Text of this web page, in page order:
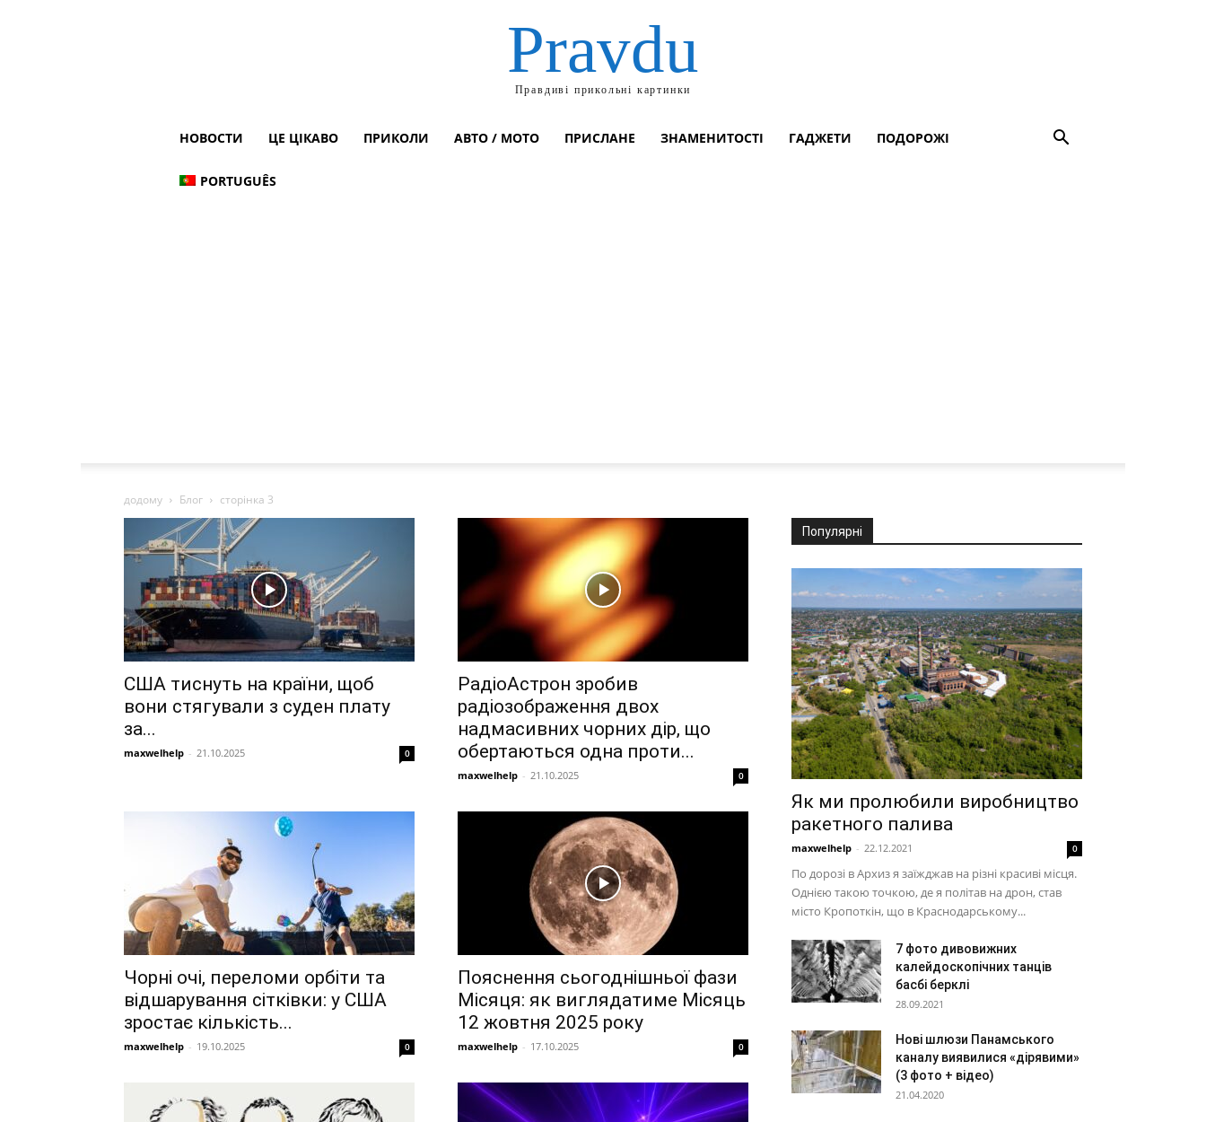
Pravdu
Правдиві прикольні картинки
НОВОСТИ ЦЕ ЦІКАВО ПРИКОЛИ АВТО / МОТО ПРИСЛАНЕ ЗНАМЕНИТОСТІ ГАДЖЕТИ ПОДОРОЖІ
PORTUGUÊS
додому Блог сторінка 3
США тиснуть на країни, щоб
вони стягували з суден плату
за...
maxwelhelp - 21.10.2025 0
РадіоАстрон зробив
радіозображення двох
надмасивних чорних дір, що
обертаються одна проти...
maxwelhelp - 21.10.2025 0
Чорні очі, переломи орбіти та
відшарування сітківки: у США
зростає кількість...
maxwelhelp - 19.10.2025 0
Пояснення сьогоднішньої фази
Місяця: як виглядатиме Місяць
12 жовтня 2025 року
maxwelhelp - 17.10.2025 0
Популярні
Як ми пролюбили виробництво
ракетного палива
maxwelhelp - 22.12.2021 0
По дорозі в Архиз я заїжджав на різні красиві місця.
Однією такою точкою, де я політав на дрон, став
місто Кропоткін, що в Краснодарському...
7 фото дивовижних
калейдоскопічних танців
басбі берклі
28.09.2021
Нові шлюзи Панамського
каналу виявилися «дірявими»
(3 фото + відео)
21.04.2020